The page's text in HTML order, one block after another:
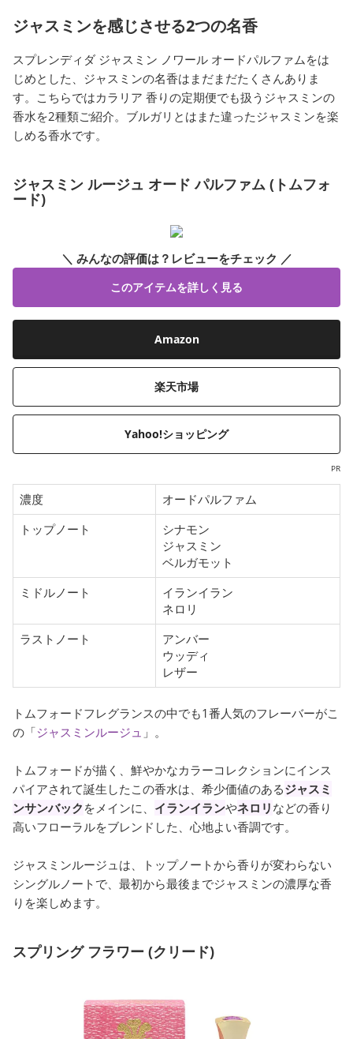
ジャスミンを感じさせる2つの名香
スプレンディダ ジャスミン ノワール オードパルファムをは
じめとした、ジャスミンの名香はまだまだたくさんありま
す。こちらではカラリア 香りの定期便でも扱うジャスミンの
香水を2種類ご紹介。ブルガリとはまた違ったジャスミンを楽
しめる香水です。
ジャスミン ルージュ オード パルファム (トムフォ
ード)
＼ みんなの評価は？レビューをチェック ／
このアイテムを詳しく見る
Amazon
楽天市場
Yahoo!ショッピング
PR
濃度
オードパルファム
トップノート
シナモン
ジャスミン
ベルガモット
ミドルノート
イランイラン
ネロリ
ラストノート
アンバー
ウッディ
レザー
トムフォードフレグランスの中でも1番人気のフレーバーがこ
の「ジャスミンルージュ 」。
トムフォードが描く、鮮やかなカラーコレクションにインス
パイアされて誕生したこの香水は、希少価値のあるジャスミ
ンサンバック をメインに、 イランイランやネロリ などの香り
高いフローラルをブレンドした、心地よい香調です。
ジャスミンルージュは、トップノートから香りが変わらない
シングルノートで、最初から最後までジャスミンの濃厚な香
りを楽しめます。
スプリング フラワー (クリード)